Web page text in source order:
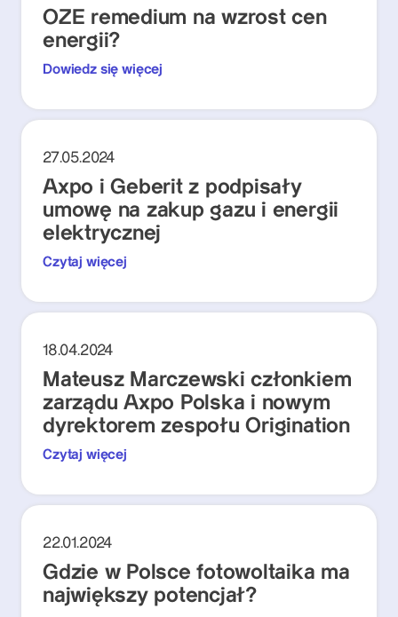
OZE remedium na wzrost cen
energii?
Dowiedz się więcej
27.05.2024
Axpo i Geberit z podpisały
umowę na zakup gazu i energii
elektrycznej
Czytaj więcej
18.04.2024
Mateusz Marczewski członkiem
zarządu Axpo Polska i nowym
dyrektorem zespołu Origination
Czytaj więcej
22.01.2024
Gdzie w Polsce fotowoltaika ma
największy potencjał?